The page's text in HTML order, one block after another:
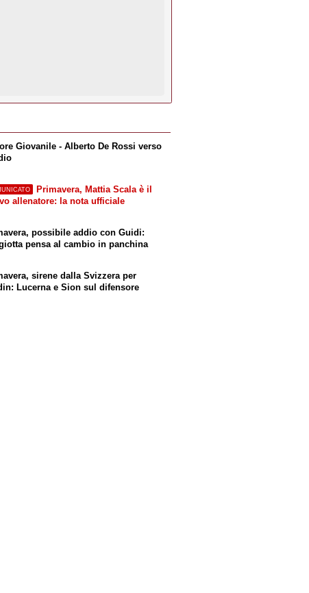
Giovanile - Alberto De Rossi verso
Primavera, Mattia Scala è il
allenatore: la nota ufficiale
possibile addio con Guidi:
pensa al cambio in panchina
sirene dalla Svizzera per
Lucerna e Sion sul difensore